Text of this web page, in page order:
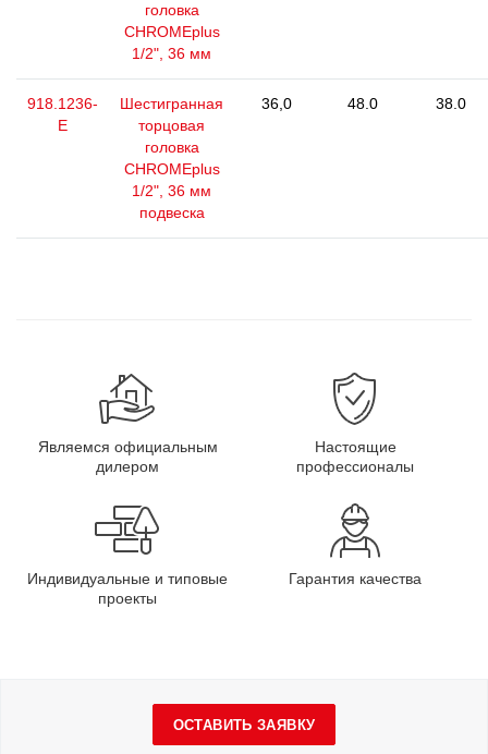
головка
CHROMEplus
1/2", 36 мм
918.1236-
E
Шестигранная
торцовая
головка
CHROMEplus
1/2", 36 мм
подвеска
36,0 48.0 38.0
Являемся официальным
дилером
Настоящие
профессионалы
Индивидуальные и типовые
проекты
Гарантия качества
ОСТАВИТЬ ЗАЯВКУ